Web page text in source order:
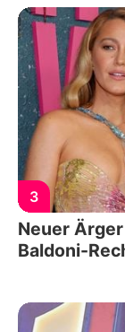
3
Neuer
Baldoni-